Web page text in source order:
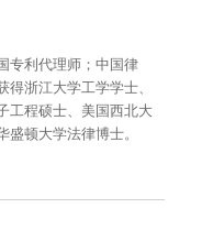
专利代理师；中国律
浙江大学工学学士、
工程硕士、美国西北大
顿大学法律博士。